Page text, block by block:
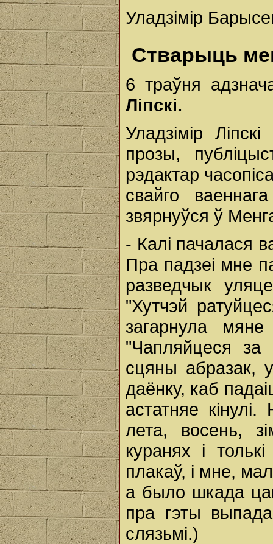
Уладзімір
Стварыць
6 траўня
Ліпскі.
Уладзімір
прозы,
рэдактар
свайго
звярнуўся ў
- Калі пачалася
Пра падзеі мне
разведчык
"Хутчэй
загарнула
"Чапляйцеся за
сцяны абразак,
даёнку, каб
астатняе
лета, восень,
куранях і
плакаў, і мне,
а было шкада
пра гэты
слязьмі.)